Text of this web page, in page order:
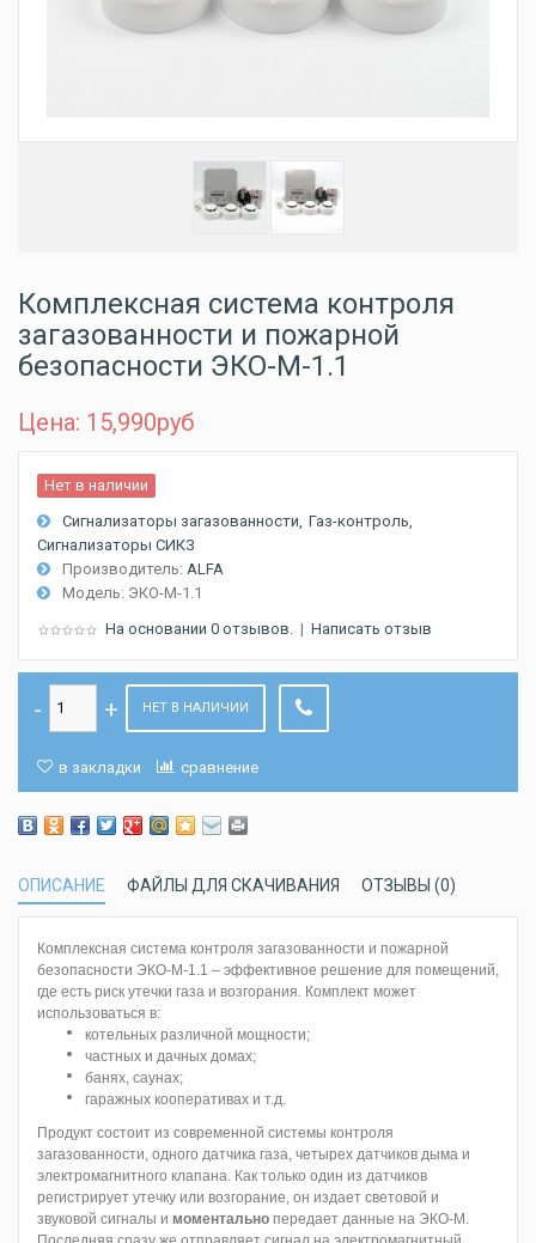
Комплексная система контроля
загазованности и пожарной
безопасности ЭКО-M-1.1
Цена: 15,990руб
Нет в наличии
Сигнализаторы загазованности Газ-контроль
Сигнализаторы СИКЗ
Производитель: ALFA
Модель: ЭКО-M-1.1
На основании 0 отзывов. | Написать отзыв
НЕТ В НАЛИЧИИ
в закладки сравнение
ОПИСАНИЕ ФАЙЛЫ ДЛЯ СКАЧИВАНИЯ ОТЗЫВЫ (0)
Комплексная система контроля загазованности и пожарной
безопасности ЭКО-M-1.1 – эффективное решение для помещений,
где есть риск утечки газа и возгорания. Комплект может
использоваться в:
котельных различной мощности;
частных и дачных домах;
банях, саунах;
гаражных кооперативах и т.д.
Продукт состоит из современной системы контроля
загазованности, одного датчика газа, четырех датчиков дыма и
электромагнитного клапана. Как только один из датчиков
регистрирует утечку или возгорание, он издает световой и
звуковой сигналы и моментально передает данные на ЭКО-М.